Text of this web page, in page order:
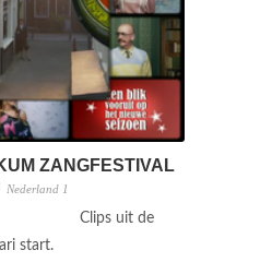
ZANGFESTIVAL
Nederland 1
Clips uit de
start.